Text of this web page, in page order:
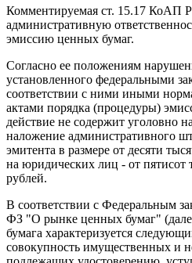
Комментируемая ст. 15.17 КоАП
административную
эмиссию ценных бумаг.
Согласно ее положениям
установленного федеральными
соответствии с ними иными
актами порядка (процедуры)
действие не содержит уголовно
наложение административного
эмитента в размере от десяти
на юридических лиц - от пятисот
рублей.
В соответствии с Федеральным
ФЗ "О рынке ценных бумаг"
бумага характеризуется
совокупность имущественных и